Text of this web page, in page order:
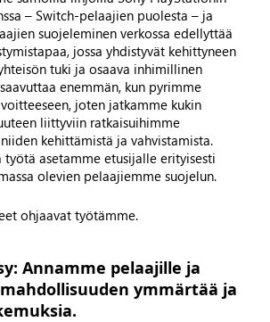
– Switch-pelaajien puolesta – ja
suojeleminen verkossa edellyttää
jossa yhdistyvät kehittyneen
tuki ja osaava inhimillinen
enemmän, kun pyrimme
joten jatkamme kukin
liittyviin ratkaisuihimme
kehittämistä ja vahvistamista.
työtä asetamme etusijalle erityisesti
olevien pelaajiemme suojelun.
ohjaavat työtämme.
Annamme pelaajille ja
ymmärtää ja